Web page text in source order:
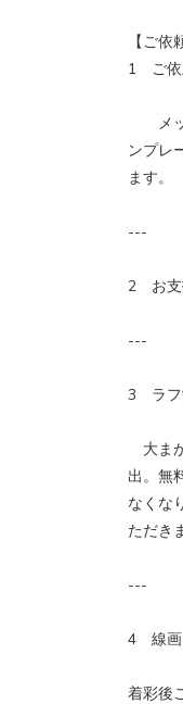
【ご依
1 ご依
メッ
ンプレ
ます。
---
2 お支
---
3 ラフ
大ま
出。無
なくな
ただき
---
4 線画
着彩後